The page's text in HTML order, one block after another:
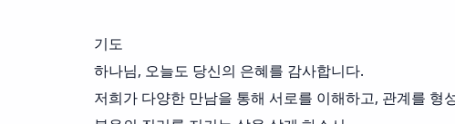
기도
하나님, 오늘도 당신의 은혜를 감사합니다.
저희가 다양한 만남을 통해 서로를 이해하고, 관계를 형